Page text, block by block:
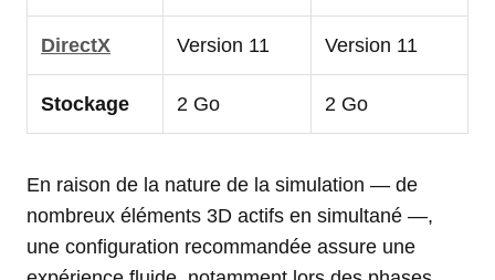
DirectX Version 11 Version 11
Stockage 2 Go 2 Go
En raison de la nature de la simulation — de
nombreux éléments 3D actifs en simultané —,
une configuration recommandée assure une